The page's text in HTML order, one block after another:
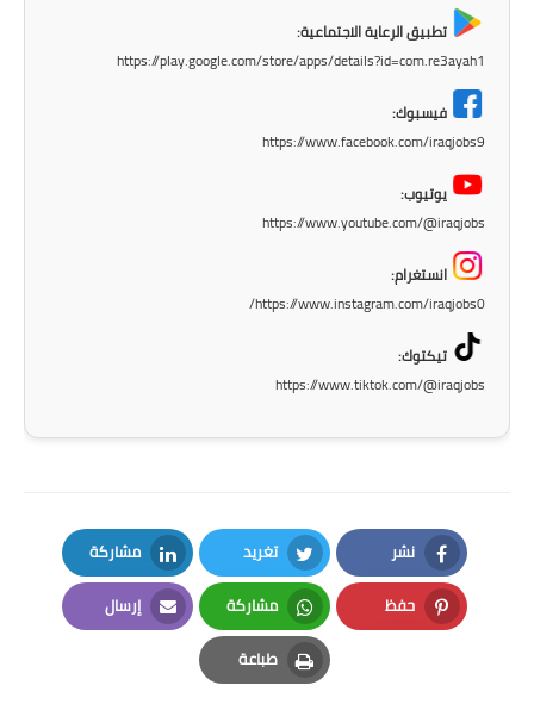
تطبيق الرعاية الاجتماعية:
https://play.google.com/store/apps/details?id=com.re3ayah1
فيسبوك:
https://www.facebook.com/iraqjobs9
يوتيوب:
https://www.youtube.com/@iraqjobs
انستغرام:
https://www.instagram.com/iraqjobs0/
تيكتوك:
https://www.tiktok.com/@iraqjobs
نشر
Facebook
تغريد
Twitter
مشاركة
LinkedIn
حفظ
Pinterest
مشاركة
Whatsapp
إرسال
Email
طباعة
Print